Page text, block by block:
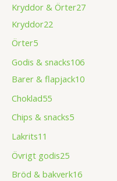
Kryddor & Örter27
Kryddor22
Örter5
Godis & snacks106
Barer & flapjack10
Choklad55
Chips & snacks5
Lakrits11
Övrigt godis25
Bröd & bakverk16